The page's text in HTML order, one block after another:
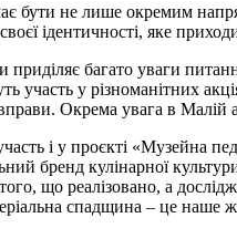
бути не лише окремим
ідентичності, яке
багато уваги
участь у різноманітних
Окрема увага в
і у проєкті «Музейна
бренд кулінарної
що реалізовано, а
спадщина – це